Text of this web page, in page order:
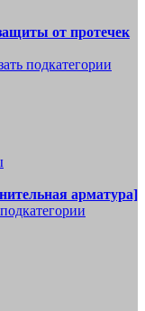
от протечек
подкатегории
арматура]